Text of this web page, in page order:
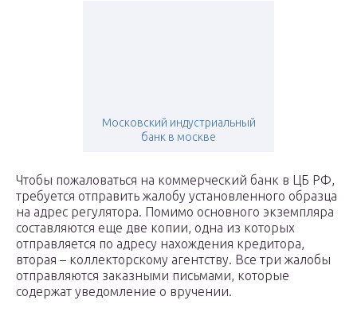
Московский индустриальный
банк в москве
Чтобы пожаловаться на коммерческий банк в ЦБ РФ,
требуется отправить жалобу установленного образца
на адрес регулятора. Помимо основного экземпляра
составляются еще две копии, одна из которых
отправляется по адресу нахождения кредитора,
вторая – коллекторскому агентству. Все три жалобы
отправляются заказными письмами, которые
содержат уведомление о вручении.